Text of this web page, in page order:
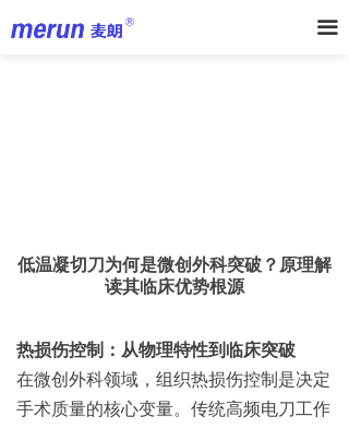
끀
低温凝切刀为何是微创外科突破？原理解
读其临床优势根源
热损伤控制：从物理特性到临床突破
在微创外科领域，组织热损伤控制是决定
手术质量的核心变量。传统高频电刀工作